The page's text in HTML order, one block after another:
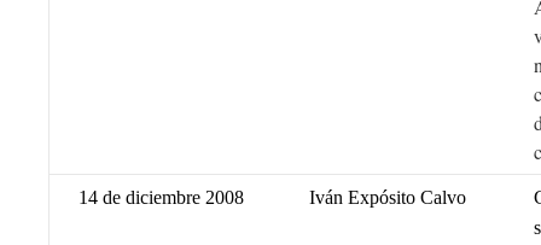
14 de diciembre 2008 Iván Expósito Calvo